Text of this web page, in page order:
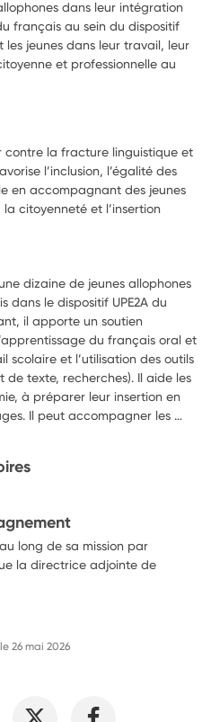
dans leur intégration
français au sein du dispositif
les jeunes dans leur travail, leur
et professionnelle au
contre la fracture linguistique et
l’inclusion, l’égalité des
en accompagnant des jeunes
la citoyenneté et l’insertion
dizaine de jeunes allophones
dans le dispositif UPE2A du
il apporte un soutien
du français oral et
scolaire et l’utilisation des outils
de texte, recherches). Il aide les
à préparer leur insertion en
Il peut accompagner les
de CAP et participer à la
pourra également proposer
l’ouverture culturelle, la
long de sa mission par
la directrice adjointe de
le26 mai 2026